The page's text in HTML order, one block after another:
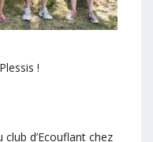
!
d’Ecouflant chez